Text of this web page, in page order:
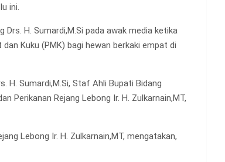
ini.
H. Sumardi,M.Si pada awak media ketika
Kuku (PMK) bagi hewan berkaki empat di
H. Sumardi,M.Si, Staf Ahli Bupati Bidang
Perikanan Rejang Lebong Ir. H. Zulkarnain,MT,
Lebong Ir. H. Zulkarnain,MT, mengatakan,